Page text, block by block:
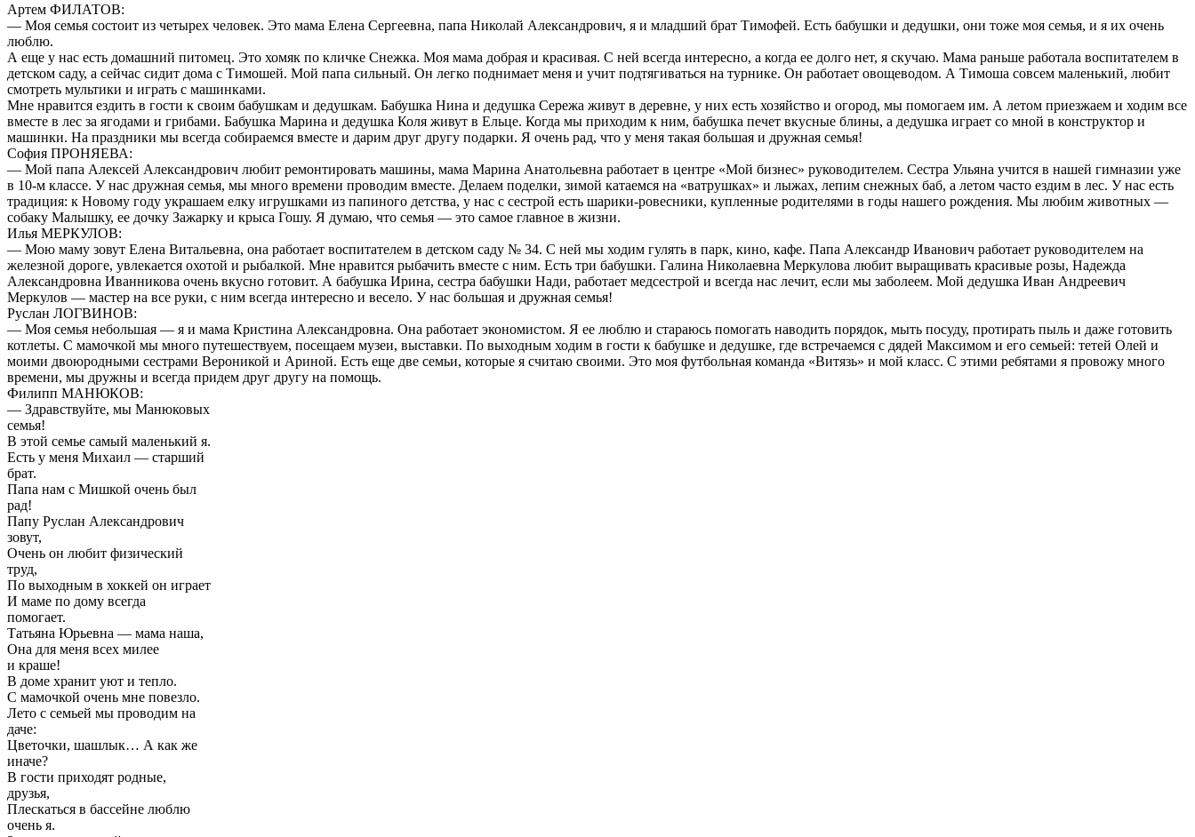
Артем ФИЛАТОВ:
— Моя семья состоит из четырех человек. Это мама Елена Сергеевна, папа Николай Александрович, я и младший брат Тимофей. Есть бабушки и дедушки, они тоже моя семья, и я их очень
люблю.
А еще у нас есть домашний питомец. Это хомяк по кличке Снежка. Моя мама добрая и красивая. С ней всегда интересно, а когда ее долго нет, я скучаю. Мама раньше работала воспитателем в
детском саду, а сейчас сидит дома с Тимошей. Мой папа сильный. Он легко поднимает меня и учит подтягиваться на турнике. Он работает овощеводом. А Тимоша совсем маленький, любит
смотреть мультики и играть с машинками.
Мне нравится ездить в гости к своим бабушкам и дедушкам. Бабушка Нина и дедушка Сережа живут в деревне, у них есть хозяйство и огород, мы помогаем им. А летом приезжаем и ходим все
вместе в лес за ягодами и грибами. Бабушка Марина и дедушка Коля живут в Ельце. Когда мы приходим к ним, бабушка печет вкусные блины, а дедушка играет со мной в конструктор и
машинки. На праздники мы всегда собираемся вместе и дарим друг другу подарки. Я очень рад, что у меня такая большая и дружная семья!
София ПРОНЯЕВА:
— Мой папа Алексей Александрович любит ремонтировать машины, мама Марина Анатольевна работает в центре «Мой бизнес» руководителем. Сестра Ульяна учится в нашей гимназии уже
в 10-м классе. У нас дружная семья, мы много времени проводим вместе. Делаем поделки, зимой катаемся на «ватрушках» и лыжах, лепим снежных баб, а летом часто ездим в лес. У нас есть
традиция: к Новому году украшаем елку игрушками из папиного детства, у нас с сестрой есть шарики-ровесники, купленные родителями в годы нашего рождения. Мы любим животных —
собаку Малышку, ее дочку Зажарку и крыса Гошу. Я думаю, что семья — это самое главное в жизни.
Илья МЕРКУЛОВ:
— Мою маму зовут Елена Виталь­евна, она работает воспитателем в детском саду № 34. С ней мы ходим гулять в парк, кино, кафе. Папа Александр Иванович работает руководителем на
железной дороге, увлекается охотой и рыбалкой. Мне нравится рыбачить вместе с ним. Есть три бабушки. Галина Николаевна Меркулова любит выращивать красивые розы, Надежда
Александровна Иванникова очень вкусно готовит. А бабушка Ирина, сестра бабушки Нади, работает медсестрой и всегда нас лечит, если мы заболеем. Мой дедушка Иван Андреевич
Меркулов — мастер на все руки, с ним всегда интересно и весело. У нас большая и дружная семья!
Руслан ЛОГВИНОВ:
— Моя семья небольшая — я и мама Кристина Александровна. Она работает экономистом. Я ее люблю и стараюсь помогать наводить порядок, мыть посуду, протирать пыль и даже готовить
котлеты. С мамочкой мы много путешествуем, посещаем музеи, выставки. По выходным ходим в гости к бабушке и дедушке, где встречаемся с дядей Максимом и его семьей: тетей Олей и
моими двоюродными сестрами Вероникой и Ариной. Есть еще две семьи, которые я считаю своими. Это моя футбольная команда «Витязь» и мой класс. С этими ребятами я провожу много
времени, мы дружны и всегда придем друг другу на помощь.
Филипп МАНЮКОВ:
— Здравствуйте, мы Манюковых
семья!
В этой семье самый маленький я.
Есть у меня Михаил — старший
брат.
Папа нам с Мишкой очень был
рад!
Папу Руслан Александрович
зовут,
Очень он любит физический
труд,
По выходным в хоккей он играет
И маме по дому всегда
помогает.
Татьяна Юрьевна — мама наша,
Она для меня всех милее
и краше!
В доме хранит уют и тепло.
С мамочкой очень мне повезло.
Лето с семьей мы проводим на
даче:
Цветочки, шашлык… А как же
иначе?
В гости приходят родные,
друзья,
Плескаться в бассейне люблю
очень я.